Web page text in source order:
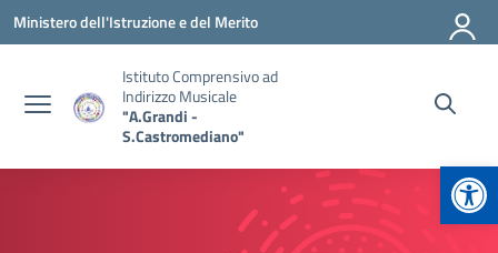
Vai ai contenuti
Vai al menu di navigazione
Vai al footer
Ministero dell'Istruzione e del Merito
Istituto Comprensivo ad
Indirizzo Musicale
"A.Grandi -
S.Castromediano"